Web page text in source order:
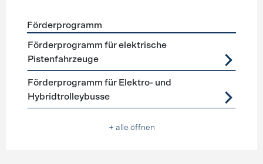
Förderprogramme Elektrofahrzeuge
Förderprogramm
Förderprogramm für elektrische
Pistenfahrzeuge
Förderprogramm für Elektro- und
Hybridtrolleybusse
+ alle öffnen